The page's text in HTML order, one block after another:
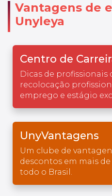
Vantagens de
Unyleya
Centro de
Dicas de profissionais
recolocação
emprego e estágio
UnyVantagens
Um clube de
descontos em mais
todo o Brasil.